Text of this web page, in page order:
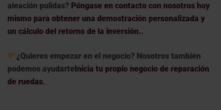
aleación pulidas? Póngase en contacto con nosotros hoy
mismo para obtener una demostración personalizada y
un cálculo del retorno de la inversión..
¿Quieres empezar en el negocio? Nosotros también
podemos ayudarteInicia tu propio negocio de reparación
de ruedas.